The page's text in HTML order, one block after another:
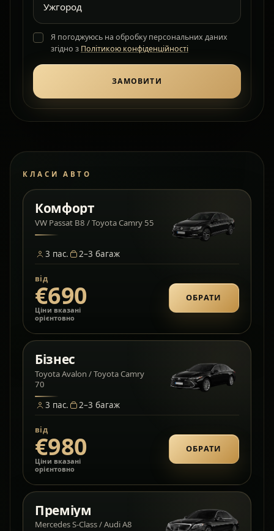
Я погоджуюсь на обробку персональних даних
згідно з Політикою конфіденційності
ЗАМОВИТИ
КЛАСИ АВТО
Комфорт
VW Passat B8 / Toyota Camry 55
3 пас. 2–3 багаж
від
€690
Ціни вказані
орієнтовно
ОБРАТИ
Бізнес
Toyota Avalon / Toyota Camry
70
3 пас. 2–3 багаж
від
€980
Ціни вказані
орієнтовно
ОБРАТИ
Преміум
Mercedes S-Class / Audi A8